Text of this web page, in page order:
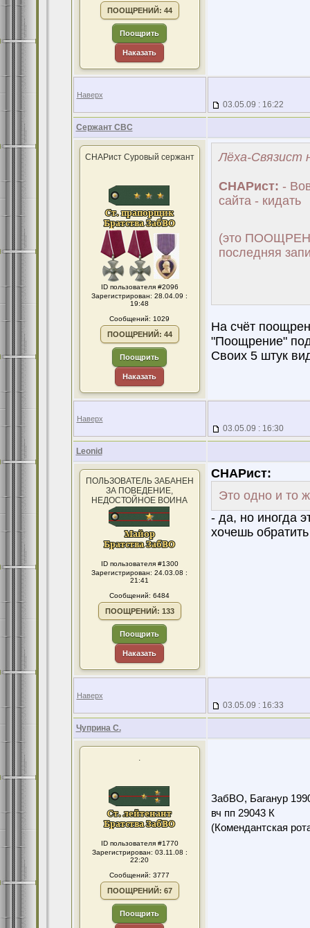
ПООЩРЕНИЙ: 44
Поощрить
Наказать
Наверх
03.05.09 : 16:22
Сержант СВС
СНАРист Суровый сержант
ID пользователя #2096
Зарегистрирован: 28.04.09 :
19:48
Сообщений: 1029
ПООЩРЕНИЙ: 44
Поощрить
Наказать
Лёха-Связист
СНАРист: -
сайта - кидать
(это
последняя
На счёт
"Поощрение"
Своих 5 штук
Наверх
03.05.09 : 16:30
Leonid
ПОЛЬЗОВАТЕЛЬ ЗАБАНЕН
ЗА ПОВЕДЕНИЕ,
НЕДОСТОЙНОЕ ВОИНА
ID пользователя #1300
Зарегистрирован: 24.03.08 :
21:41
Сообщений: 6484
ПООЩРЕНИЙ: 133
Поощрить
Наказать
СНАРист:
Это одно и то
- да, но иногда
хочешь
Наверх
03.05.09 : 16:33
Чуприна С.
.
ID пользователя #1770
Зарегистрирован: 03.11.08 :
22:20
Сообщений: 3777
ПООЩРЕНИЙ: 67
Поощрить
ЗабВО, Баганур
вч пп 29043 К
(Комендантская